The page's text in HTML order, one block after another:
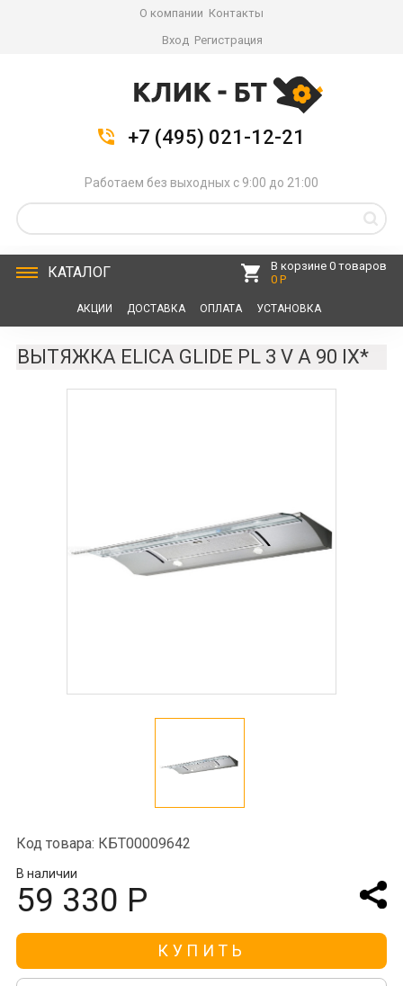
О компании Контакты
Вход Регистрация
+7 (495) 021-12-21
Работаем без выходных с 9:00 до 21:00
КАТАЛОГ
В корзине 0 товаров
0 Р
АКЦИИ ДОСТАВКА ОПЛАТА УСТАНОВКА
ВЫТЯЖКА ELICA GLIDE PL 3 V A 90 IX*
Код товара: КБТ00009642
В наличии
59 330 Р
КУПИТЬ